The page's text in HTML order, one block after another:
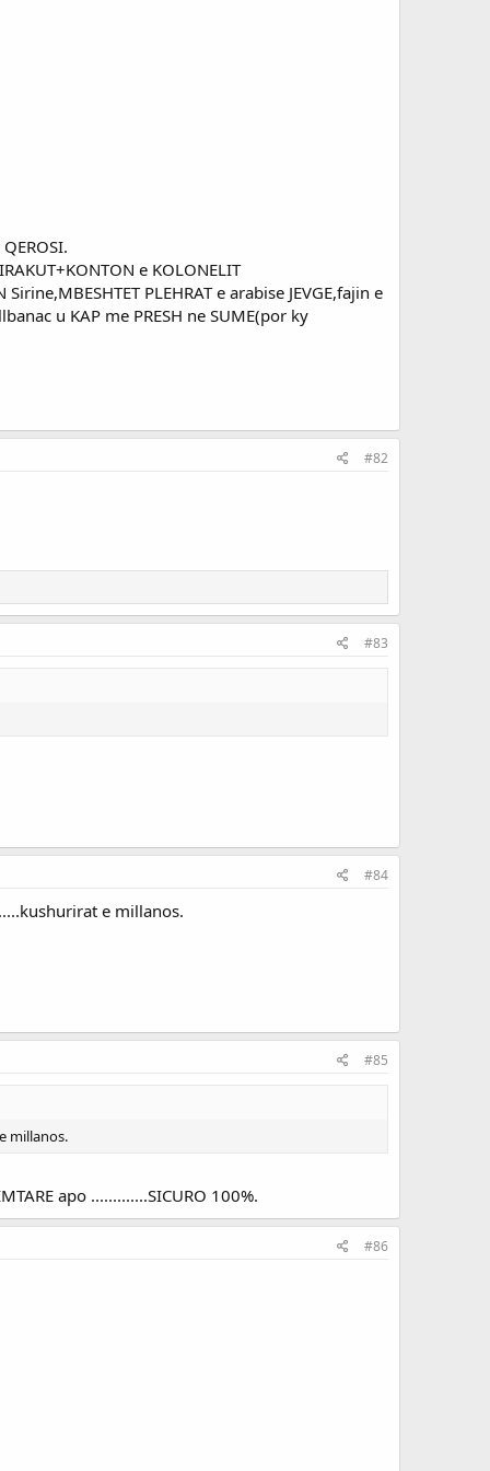
e KOLONELIT
PLEHRAT e arabise JEVGE,fajin e
u KAP me PRESH ne SUME(por ky
#82
#83
#84
e millanos.
#85
millanos.
apo .............SICURO 100%.
#86